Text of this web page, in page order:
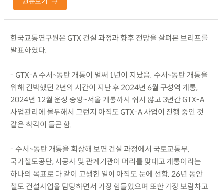
한국교통연구원은 GTX 건설 과정과 향후 전망을 살펴본 브리프를
발표하였다.
- GTX-A 수서~동탄 개통이 벌써 1년이 지났음. 수서~동탄 개통을
위해 긴박했던 2년의 시간이 지난 후 2024년 6월 구성역 개통,
2024년 12월 운정 중앙~서울 개통까지 쉬지 않고 3년간 GTX-A
사업관리에 몰두해서 그런지 아직도 GTX-A 사업이 진행 중인 것
같은 착각이 들곤 함.
- 수서~동탄 개통을 회상해 보면 건설 과정에서 국토교통부,
국가철도공단, 시공사 및 관계기관이 머리를 맞대고 개통이라는
하나의 목표로 다 같이 고생한 일이 아직도 눈에 선함. 26년 동안
철도 건설사업을 담당하면서 가장 힘들었으며 또한 가장 보람차고